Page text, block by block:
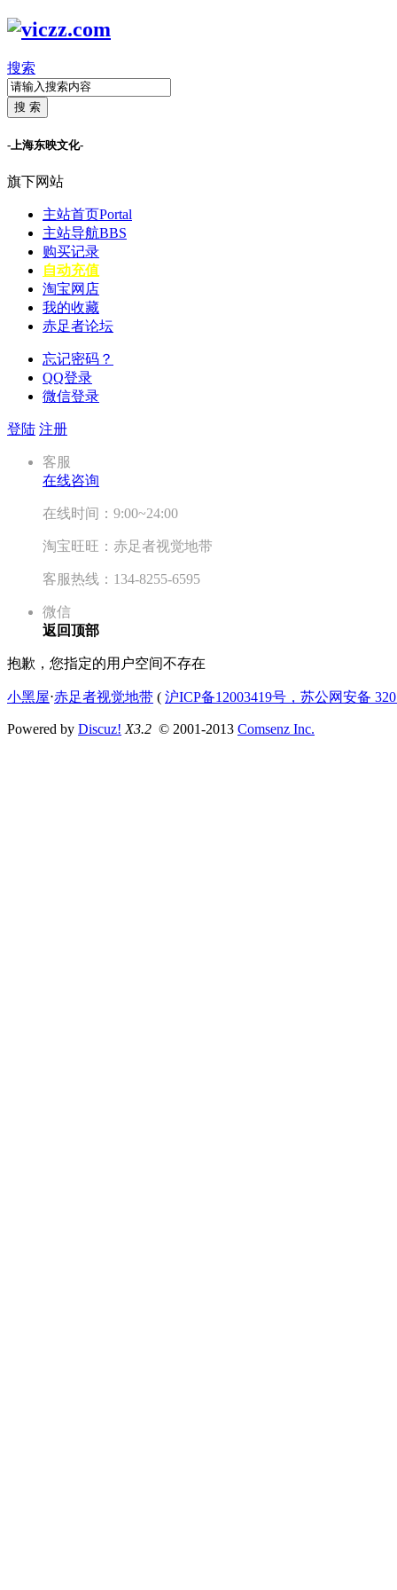
搜索
搜 索
-上海东映文化-
旗下网站
主站首页Portal
主站导航BBS
购买记录
自动充值
淘宝网店
我的收藏
赤足者论坛
忘记密码？
QQ登录
微信登录
登陆 注册
客服
在线咨询
在线时间：9:00~24:00
淘宝旺旺：赤足者视觉地带
客服热线：134-8255-6595
微信
返回顶部
抱歉，您指定的用户空间不存在
小黑屋⋅赤足者视觉地带 ( 沪ICP备12003419号，苏公网安备
Powered by Discuz! X3.2 © 2001-2013 Comsenz Inc.